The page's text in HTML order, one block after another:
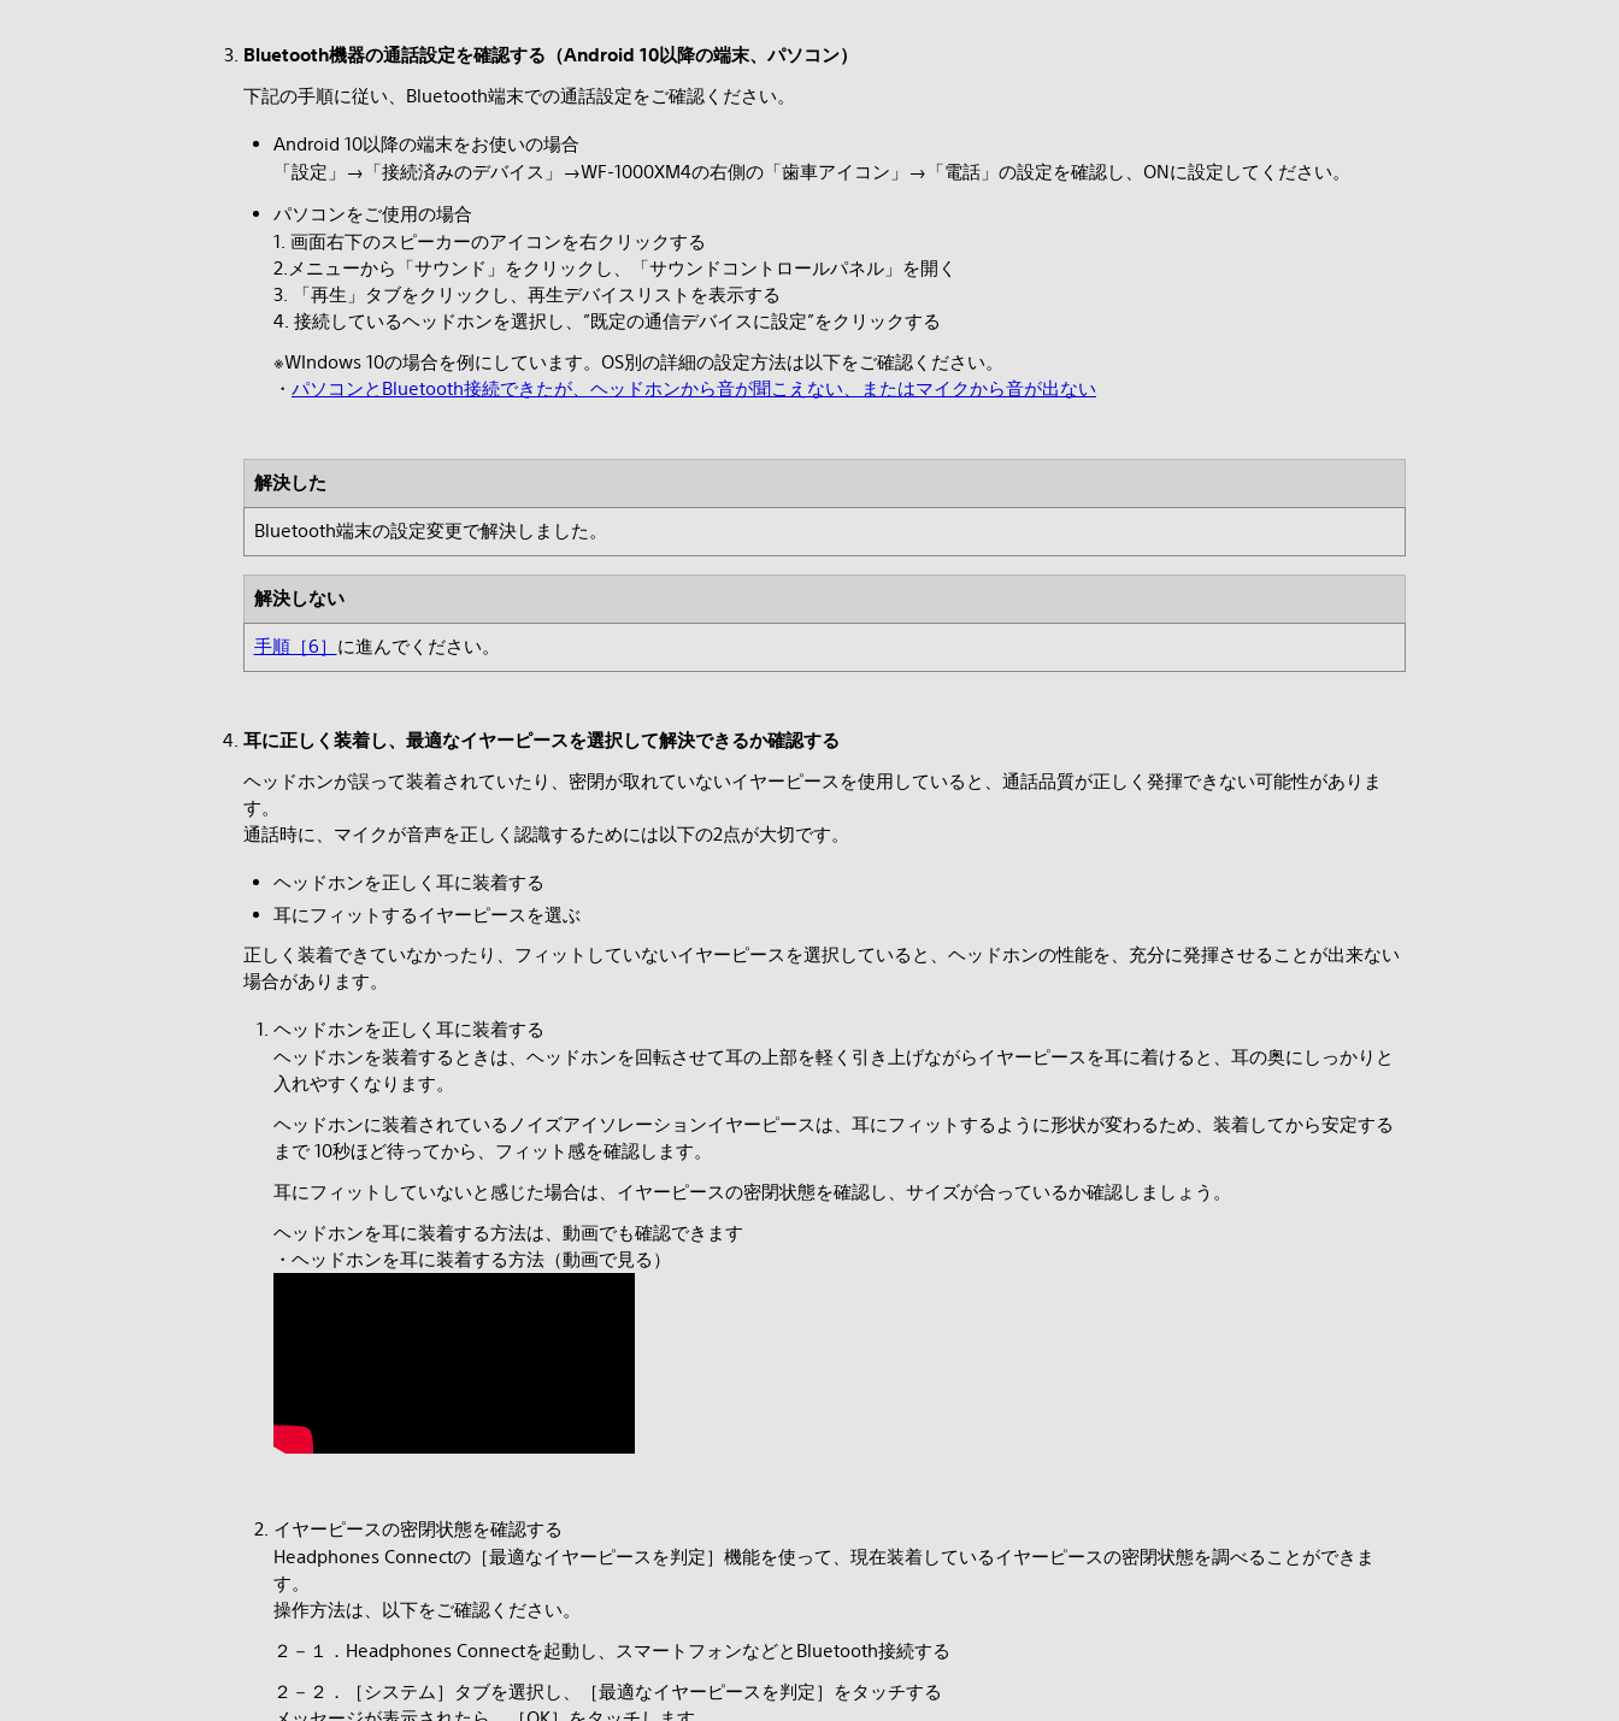
Bluetooth機器の通話設定を確認する（Android 10以降の端末、パソコン）
下記の手順に従い、Bluetooth端末での通話設定をご確認ください。
Android 10以降の端末をお使いの場合
「設定」→「接続済みのデバイス」→WF-1000XM4の右側の「歯車アイコン」→「電話」の設定を確認し、ONに設定してください。
パソコンをご使用の場合
1. 画面右下のスピーカーのアイコンを右クリックする
2.メニューから「サウンド」をクリックし、「サウンドコントロールパネル」を開く
3. 「再生」タブをクリックし、再生デバイスリストを表示する
4. 接続しているヘッドホンを選択し、”既定の通信デバイスに設定”をクリックする
※WIndows 10の場合を例にしています。OS別の詳細の設定方法は以下をご確認ください。
・ パソコンとBluetooth接続できたが、ヘッドホンから音が聞こえない、またはマイクから音が出ない
解決した
Bluetooth端末の設定変更で解決しました。
解決しない
手順［6］ に進んでください。
耳に正しく装着し、最適なイヤーピースを選択して解決できるか確認する
ヘッドホンが誤って装着されていたり、密閉が取れていないイヤーピースを使用していると、通話品質が正しく発揮できない可能性がありま
す。
通話時に、マイクが音声を正しく認識するためには以下の2点が大切です。
ヘッドホンを正しく耳に装着する
耳にフィットするイヤーピースを選ぶ
正しく装着できていなかったり、フィットしていないイヤーピースを選択していると、ヘッドホンの性能を、充分に発揮させることが出来ない
場合があります。
ヘッドホンを正しく耳に装着する
ヘッドホンを装着するときは、ヘッドホンを回転させて耳の上部を軽く引き上げながらイヤーピースを耳に着けると、耳の奥にしっかりと
入れやすくなります。
ヘッドホンに装着されているノイズアイソレーションイヤーピースは、耳にフィットするように形状が変わるため、装着してから安定する
まで 10秒ほど待ってから、フィット感を確認します。
耳にフィットしていないと感じた場合は、イヤーピースの密閉状態を確認し、サイズが合っているか確認しましょう。
ヘッドホンを耳に装着する方法は、動画でも確認できます
・ヘッドホンを耳に装着する方法（動画で見る）
イヤーピースの密閉状態を確認する
Headphones Connectの［最適なイヤーピースを判定］機能を使って、現在装着しているイヤーピースの密閉状態を調べることができま
す。
操作方法は、以下をご確認ください。
２－１．Headphones Connectを起動し、スマートフォンなどとBluetooth接続する
２－２．［システム］タブを選択し、［最適なイヤーピースを判定］をタッチする